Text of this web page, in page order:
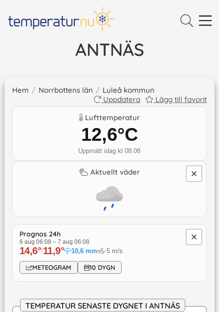
ANTNÄS
Hem / Norrbottens län / Luleå kommun
Uppdatera
Lägg till favorit
Lufttemperatur
12,6°C
Uppmätt idag kl 08:08
Aktuellt väder
Prognos 24h
6 aug 06:08 – 7 aug 06:08
14,6°/11,9° 10,6 mm ↓5 m/s
METEOGRAM 10 DYGN
TEMPERATUR SENASTE DYGNET I ANTNÄS